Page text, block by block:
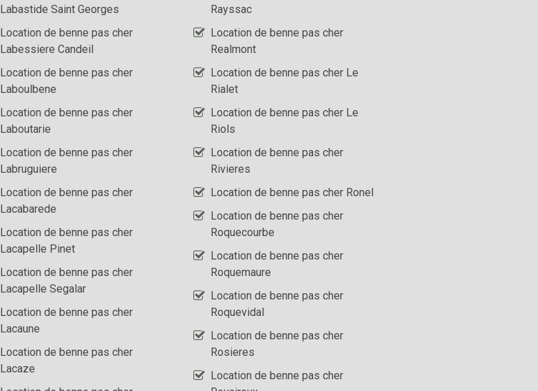
Labastide Saint Georges
Location de benne pas cher
Labessiere Candeil
Location de benne pas cher
Laboulbene
Location de benne pas cher
Laboutarie
Location de benne pas cher
Labruguiere
Location de benne pas cher
Lacabarede
Location de benne pas cher
Lacapelle Pinet
Location de benne pas cher
Lacapelle Segalar
Location de benne pas cher
Lacaune
Location de benne pas cher
Lacaze
Rayssac
Location de benne pas cher
Realmont
Location de benne pas cher Le
Rialet
Location de benne pas cher Le
Riols
Location de benne pas cher
Rivieres
Location de benne pas cher Ronel
Location de benne pas cher
Roquecourbe
Location de benne pas cher
Roquemaure
Location de benne pas cher
Roquevidal
Location de benne pas cher
Rosieres
Location de benne pas cher